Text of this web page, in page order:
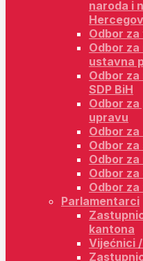
naroda i
Odbor
Odbor
ustavna
Odbor
SDP BiH
Odbor
upravu
Odbor za
Odbor
Odbor
Odbor
Odbor
Parlamentarci
kantona
Vijećnici